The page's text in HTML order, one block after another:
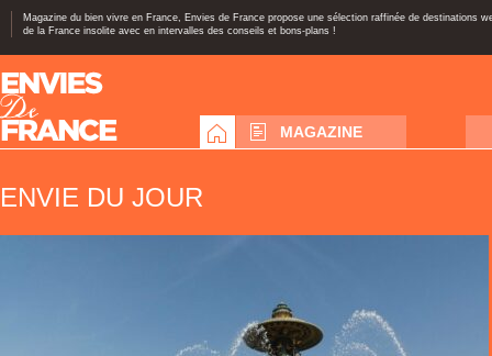
Magazine du bien vivre en France, Envies de France propose une sélection raffinée de destinations
de la France insolite avec en intervalles des conseils et bons-plans !
MAGAZINE
ENVIE DU JOUR